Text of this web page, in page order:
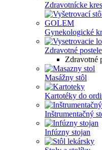
Zdravotnícke
Gynekologické
Zdravotné postele
Zdravotné
Masážny stôl
Kartotéky do
Inštrumentačný
Infúzny stojan